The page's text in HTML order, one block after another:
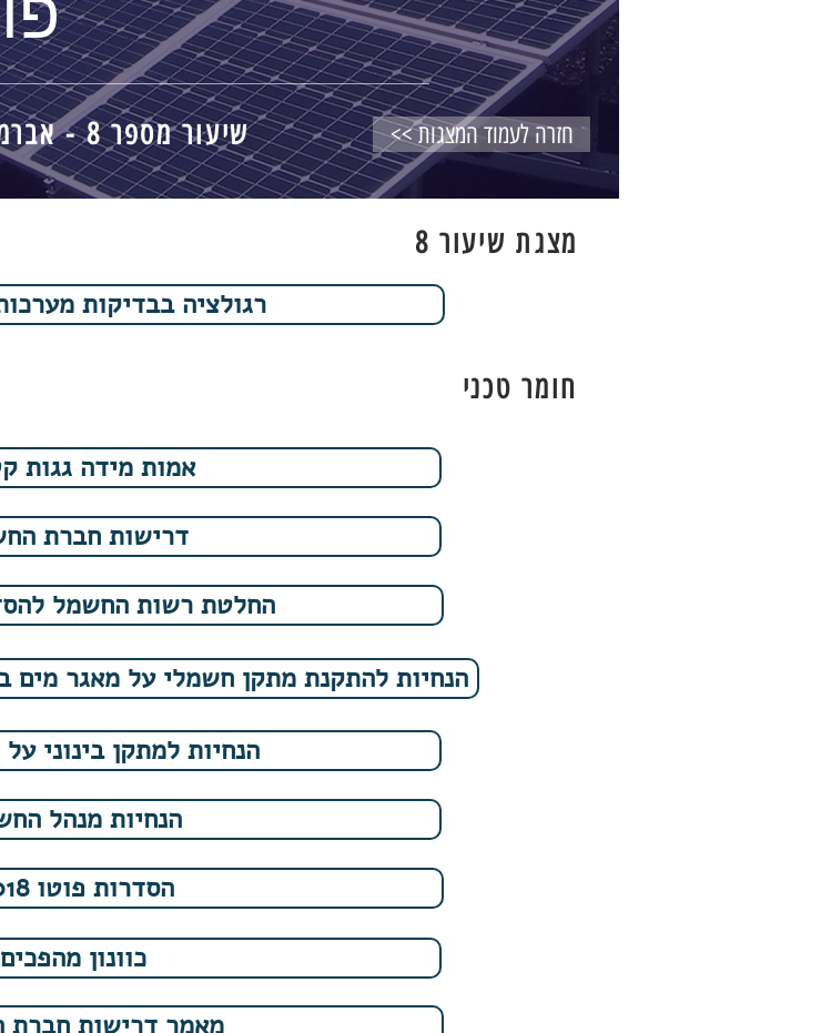
שיעור מספר 8 - אברמל'ה יניב << חזרה לעמוד המצגות
מצגת שיעור 8
רגולציה בבדיקות
חומר טכני
אמות מידה גגות
דרישות חברת
החלטת רשות החשמל
הנחיות להתקנת מתקן חשמלי על מאגר מים
הנחיות למתקן בינוני
הנחיות מנהל
הסדרות פוטו 2018
כוונון מהפכים
מאמר דרישות חברת